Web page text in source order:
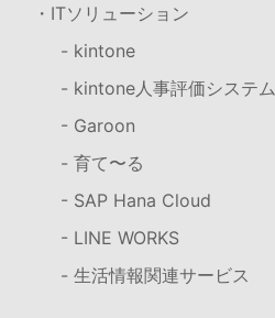
・ITソリューション
- kintone
- kintone人事評価システム
- Garoon
- 育て〜る
- SAP Hana Cloud
- LINE WORKS
- 生活情報関連サービス